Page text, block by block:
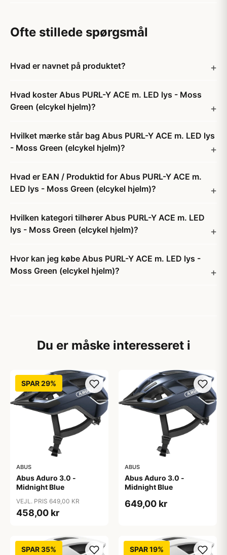
Ofte stillede spørgsmål
Hvad er navnet på produktet?
Hvad koster Abus PURL-Y ACE m. LED lys - Moss
Green (elcykel hjelm)?
Hvilket mærke står bag Abus PURL-Y ACE m. LED lys
- Moss Green (elcykel hjelm)?
Hvad er EAN / Produktid for Abus PURL-Y ACE m.
LED lys - Moss Green (elcykel hjelm)?
Hvilken kategori tilhører Abus PURL-Y ACE m. LED
lys - Moss Green (elcykel hjelm)?
Hvor kan jeg købe Abus PURL-Y ACE m. LED lys -
Moss Green (elcykel hjelm)?
Du er måske interesseret i
SPAR 29%
ABUS
Abus Aduro 3.0 -
Midnight Blue
VEJL. PRIS 649,00 KR
458,00 kr
ABUS
Abus Aduro 3.0 -
Midnight Blue
649,00 kr
SPAR 35% SPAR 19%